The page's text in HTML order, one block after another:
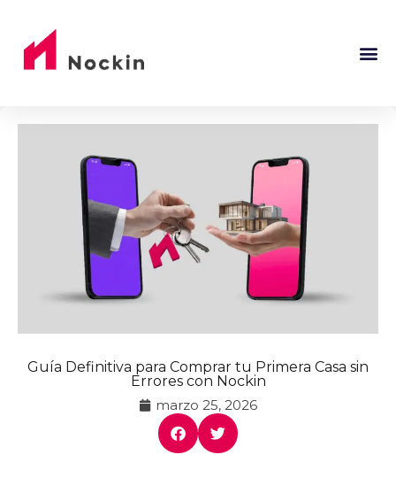
Guía Definitiva para Comprar tu Primera Casa sin
Errores con Nockin
marzo 25, 2026